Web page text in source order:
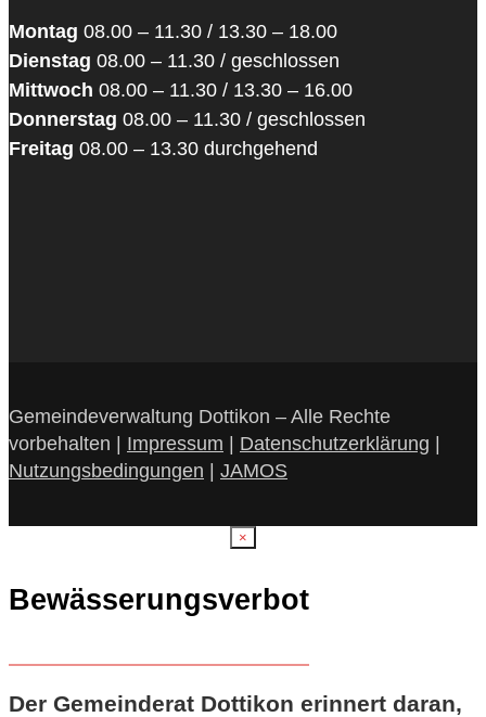
Montag 08.00 – 11.30 / 13.30 – 18.00
Dienstag 08.00 – 11.30 / geschlossen
Mittwoch 08.00 – 11.30 / 13.30 – 16.00
Donnerstag 08.00 – 11.30 / geschlossen
Freitag 08.00 – 13.30 durchgehend
Gemeindeverwaltung Dottikon – Alle Rechte
vorbehalten | Impressum | Datenschutzerklärung |
Nutzungsbedingungen | JAMOS
×
Bewässerungsverbot
Der Gemeinderat Dottikon erinnert daran,